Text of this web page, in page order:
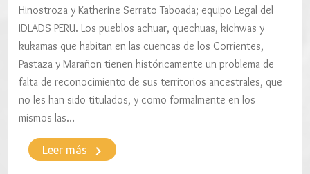
Hinostroza y Katherine Serrato Taboada; equipo Legal del
IDLADS PERU. Los pueblos achuar, quechuas, kichwas y
kukamas que habitan en las cuencas de los Corrientes,
Pastaza y Marañon tienen históricamente un problema de
falta de reconocimiento de sus territorios ancestrales, que
no les han sido titulados, y como formalmente en los
mismos las…
Leer más keyboard_arrow_right